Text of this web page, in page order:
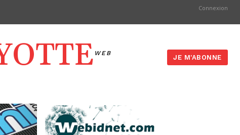
Connexion
WEB
JE M'ABONNE